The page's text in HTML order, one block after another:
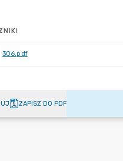
306.pdf
ZAPISZ DO PDF